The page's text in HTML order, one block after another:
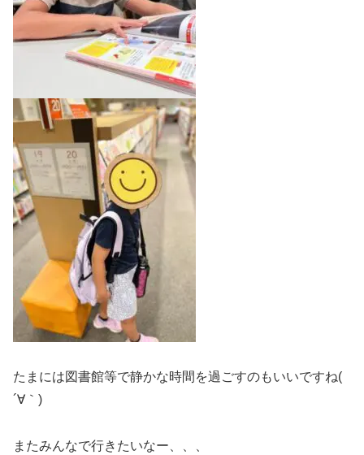
たまには図書館等で静かな時間を過ごすのもいいですね(
´∀｀)
またみんなで行きたいなー、、、